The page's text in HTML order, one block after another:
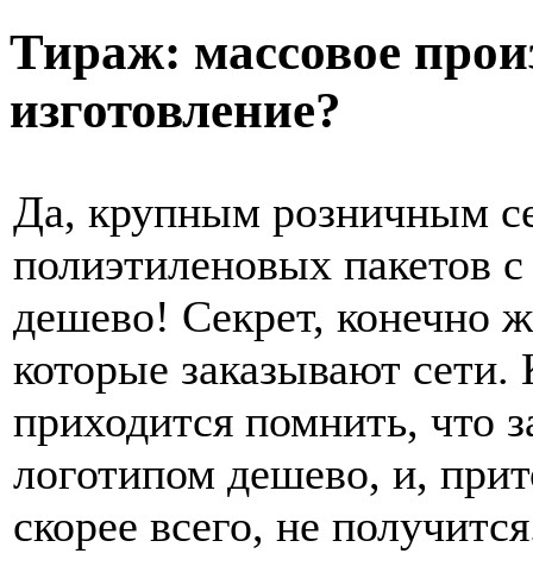
Тираж: массовое
изготовление?
Да, крупным розничным
полиэтиленовых пакетов
дешево! Секрет, конечно
которые заказывают
приходится помнить, что
логотипом дешево, и,
скорее всего, не